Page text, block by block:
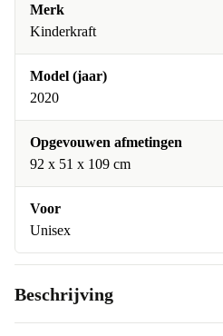
Merk
Kinderkraft
Model (jaar)
2020
Opgevouwen afmetingen
‎92 x 51 x 109 cm
Voor
Unisex
Beschrijving